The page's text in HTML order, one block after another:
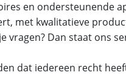
en ondersteunende
met kwalitatieve
vragen? Dan staat ons
dat iedereen recht